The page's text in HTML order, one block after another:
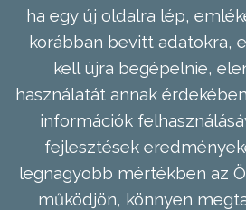
ha egy új oldalra lép,
korábban bevitt adatokra,
kell újra begépelnie,
használatát annak
információk
fejlesztések
legnagyobb mértékben az
működjön, könnyen